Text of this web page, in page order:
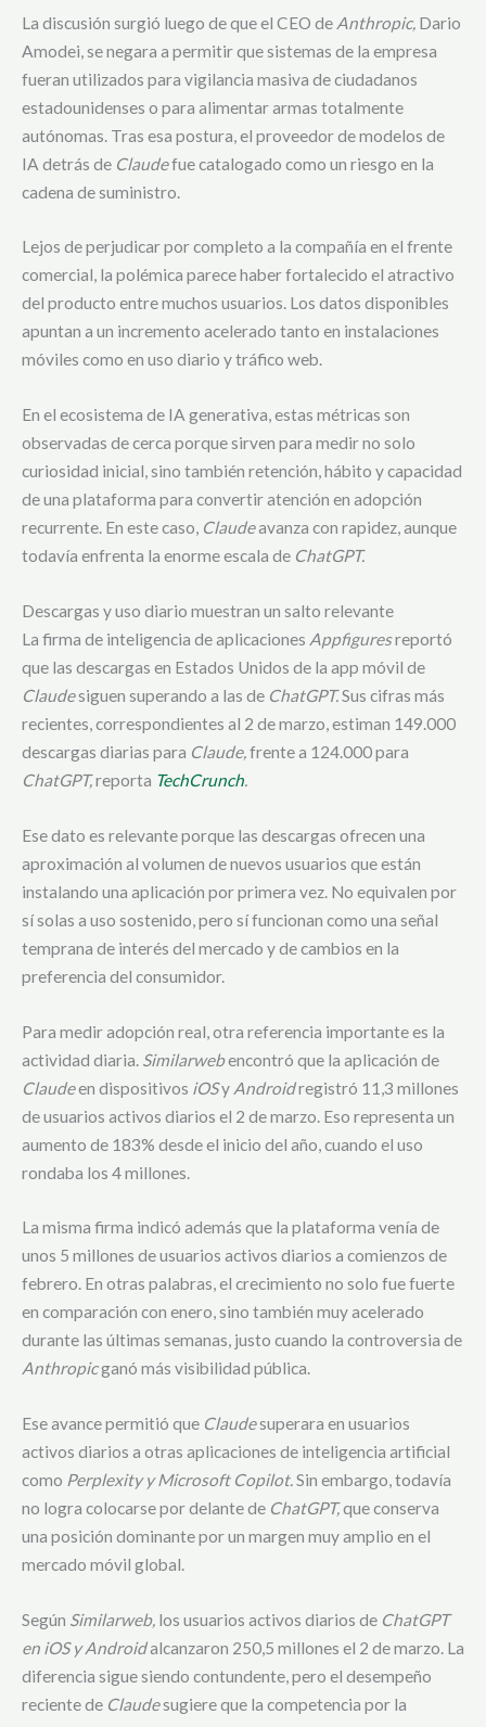
La discusión surgió luego de que el CEO de Anthropic, Dario
Amodei, se negara a permitir que sistemas de la empresa
fueran utilizados para vigilancia masiva de ciudadanos
estadounidenses o para alimentar armas totalmente
autónomas. Tras esa postura, el proveedor de modelos de
IA detrás de Claudefue catalogado como un riesgo en la
cadena de suministro.
Lejos de perjudicar por completo a la compañía en el frente
comercial, la polémica parece haber fortalecido el atractivo
del producto entre muchos usuarios. Los datos disponibles
apuntan a un incremento acelerado tanto en instalaciones
móviles como en uso diario y tráfico web.
En el ecosistema de IA generativa, estas métricas son
observadas de cerca porque sirven para medir no solo
curiosidad inicial, sino también retención, hábito y capacidad
de una plataforma para convertir atención en adopción
recurrente. En este caso, Claudeavanza con rapidez, aunque
todavía enfrenta la enorme escala de ChatGPT.
Descargas y uso diario muestran un salto relevante
La firma de inteligencia de aplicaciones Appfiguresreportó
que las descargas en Estados Unidos de la app móvil de
Claudesiguen superando a las de ChatGPT.Sus cifras más
recientes, correspondientes al 2 de marzo, estiman 149.000
descargas diarias para Claude,frente a 124.000 para
ChatGPT,reporta TechCrunch.
Ese dato es relevante porque las descargas ofrecen una
aproximación al volumen de nuevos usuarios que están
instalando una aplicación por primera vez. No equivalen por
sí solas a uso sostenido, pero sí funcionan como una señal
temprana de interés del mercado y de cambios en la
preferencia del consumidor.
Para medir adopción real, otra referencia importante es la
actividad diaria. Similarwebencontró que la aplicación de
Claudeen dispositivos iOSy Androidregistró 11,3 millones
de usuarios activos diarios el 2 de marzo. Eso representa un
aumento de 183% desde el inicio del año, cuando el uso
rondaba los 4 millones.
La misma firma indicó además que la plataforma venía de
unos 5 millones de usuarios activos diarios a comienzos de
febrero. En otras palabras, el crecimiento no solo fue fuerte
en comparación con enero, sino también muy acelerado
durante las últimas semanas, justo cuando la controversia de
Anthropicganó más visibilidad pública.
Ese avance permitió que Claudesuperara en usuarios
activos diarios a otras aplicaciones de inteligencia artificial
como Perplexity y Microsoft Copilot.Sin embargo, todavía
no logra colocarse por delante de ChatGPT,que conserva
una posición dominante por un margen muy amplio en el
mercado móvil global.
Según Similarweb, los usuarios activos diarios de ChatGPT
en iOS y Androidalcanzaron 250,5 millones el 2 de marzo. La
diferencia sigue siendo contundente, pero el desempeño
reciente de Claudesugiere que la competencia por la